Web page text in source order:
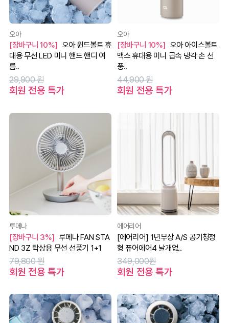
오아
[장바구니 10%] 오아 윈드볼트 휴
대용 무선 LED 미니 핸드 핸디 여
름..
29,900 원
회원 전용 특가
오아
[장바구니 10%] 오아 아이스볼트
맥스 휴대용 미니 급속 냉각 손 선
풍..
44,900 원
회원 전용 특가
루메나
[장바구니 3%] 루메나 FAN STA
ND 3Z 탁상용 무선 선풍기 1+1
79,800 원
회원 전용 특가
에어리어
[에어리어] 1년무상 A/S 공기청정
형 퓨어에어4 날개없..
349,000원
회원 전용 특가